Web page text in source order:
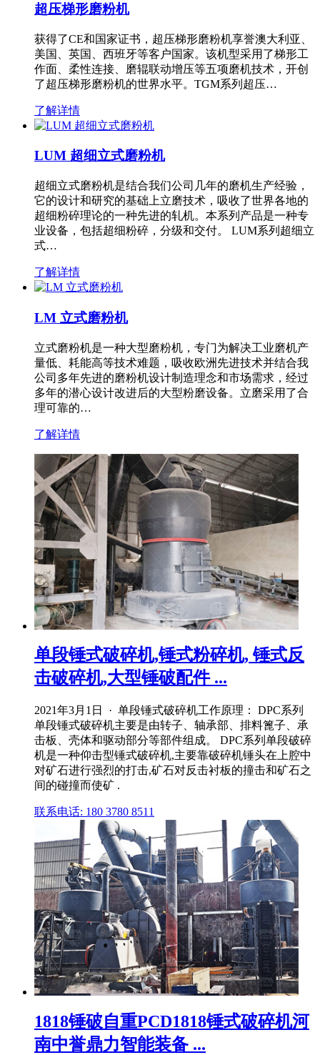
超压梯形磨粉机
获得了CE和国家证书，超压梯形磨粉机享誉澳大利亚、
美国、英国、西班牙等客户国家。该机型采用了梯形工
作面、柔性连接、磨辊联动增压等五项磨机技术，开创
了超压梯形磨粉机的世界水平。TGM系列超压…
了解详情
LUM 超细立式磨粉机
超细立式磨粉机是结合我们公司几年的磨机生产经验，
它的设计和研究的基础上立磨技术，吸收了世界各地的
超细粉碎理论的一种先进的轧机。本系列产品是一种专
业设备，包括超细粉碎，分级和交付。 LUM系列超细立
式…
了解详情
LM 立式磨粉机
立式磨粉机是一种大型磨粉机，专门为解决工业磨机产
量低、耗能高等技术难题，吸收欧洲先进技术并结合我
公司多年先进的磨粉机设计制造理念和市场需求，经过
多年的潜心设计改进后的大型粉磨设备。立磨采用了合
理可靠的…
了解详情
单段锤式破碎机,锤式粉碎机, 锤式反
击破碎机,大型锤破配件 ...
2021年3月1日 · 单段锤式破碎机工作原理： DPC系列
单段锤式破碎机主要是由转子、轴承部、排料篦子、承
击板、壳体和驱动部分等部件组成。 DPC系列单段破碎
机是一种仰击型锤式破碎机,主要靠破碎机锤头在上腔中
对矿石进行强烈的打击,矿石对反击衬板的撞击和矿石之
间的碰撞而使矿 .
联系电话: 180 3780 8511
1818锤破自重PCD1818锤式破碎机河
南中誉鼎力智能装备 ...